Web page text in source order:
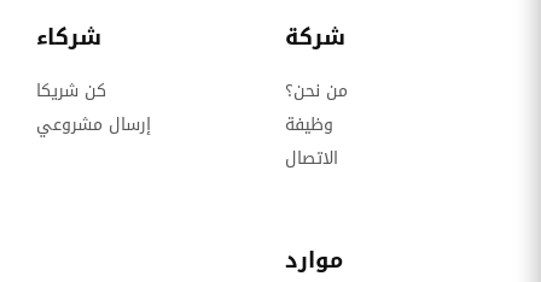
شركة
من نحن؟
وظيفة
الاتصال
شركاء
كن شريكا
إرسال مشروعي
موارد